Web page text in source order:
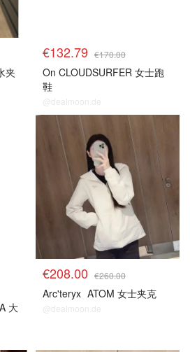
夹
€132.79 €170.00
On CLOUDSURFER 女士跑
鞋
@dealmoon.de
大
€208.00 €260.00
Arc'teryx ATOM 女士夹克
@dealmoon.de